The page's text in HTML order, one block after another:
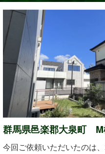
群馬県邑楽郡大泉町
リコの伐採と抜根作業
今回ご依頼いただいたのは